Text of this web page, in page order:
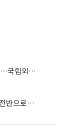
이 대통령, 규제합리화위 부위원장에 김태유…국립외교원장 김흥규
이 대통령 “아르헨, 최적의 파트너⋯공급망 전반으로 확대”